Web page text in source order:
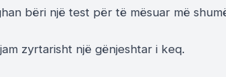
bëri një test për të mësuar më
zyrtarisht një gënjeshtar i keq.